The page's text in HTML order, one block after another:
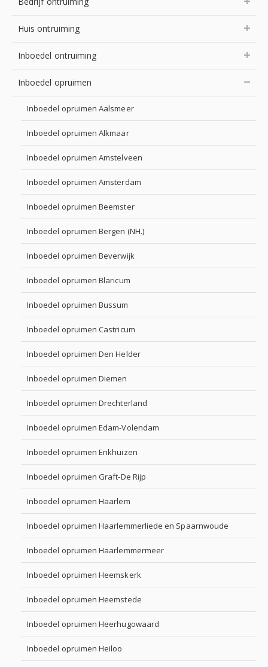
Huis ontruiming
Inboedel ontruiming
Inboedel opruimen
Inboedel opruimen Aalsmeer
Inboedel opruimen Alkmaar
Inboedel opruimen Amstelveen
Inboedel opruimen Amsterdam
Inboedel opruimen Beemster
Inboedel opruimen Bergen (NH.)
Inboedel opruimen Beverwijk
Inboedel opruimen Blaricum
Inboedel opruimen Bussum
Inboedel opruimen Castricum
Inboedel opruimen Den Helder
Inboedel opruimen Diemen
Inboedel opruimen Drechterland
Inboedel opruimen Edam-Volendam
Inboedel opruimen Enkhuizen
Inboedel opruimen Graft-De Rijp
Inboedel opruimen Haarlem
Inboedel opruimen Haarlemmerliede en Spaarnwoude
Inboedel opruimen Haarlemmermeer
Inboedel opruimen Heemskerk
Inboedel opruimen Heemstede
Inboedel opruimen Heerhugowaard
Inboedel opruimen Heiloo